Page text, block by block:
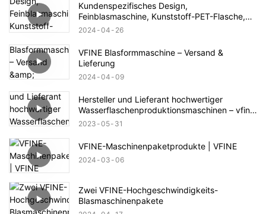
Kundenspezifisches Design,
Feinblasmaschine, Kunststoff-PET-Flasche,
zeigt
2024 04 26
VFINE Blasformmaschine – Versand &
Lieferung
2024 04 09
Hersteller und Lieferant hochwertiger
Wasserflaschenproduktionsmaschinen – vfine
Factory
2023 05 31
VFINE-Maschinenpaketprodukte | VFINE
2024 03 06
Zwei VFINE-Hochgeschwindigkeits-
Blasmaschinenpakete